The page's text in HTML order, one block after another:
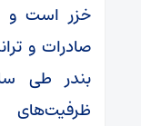
خزر است و
صادرات و
بندر طی